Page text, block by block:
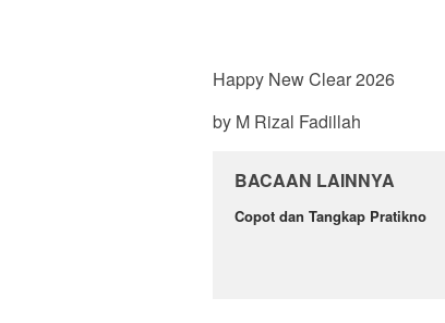
Happy New Clear 2026
by M Rizal Fadillah
BACAAN LAINNYA
Copot dan Tangkap Pratikno